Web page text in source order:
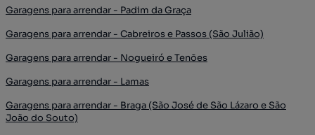
Garagens para arrendar - Padim da Graça
Garagens para arrendar - Cabreiros e Passos (São Julião)
Garagens para arrendar - Nogueiró e Tenões
Garagens para arrendar - Lamas
Garagens para arrendar - Braga (São José de São Lázaro e São
João do Souto)